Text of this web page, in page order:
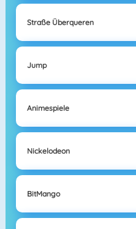
Straße Überqueren
Jump
Animespiele
Nickelodeon
BitMango